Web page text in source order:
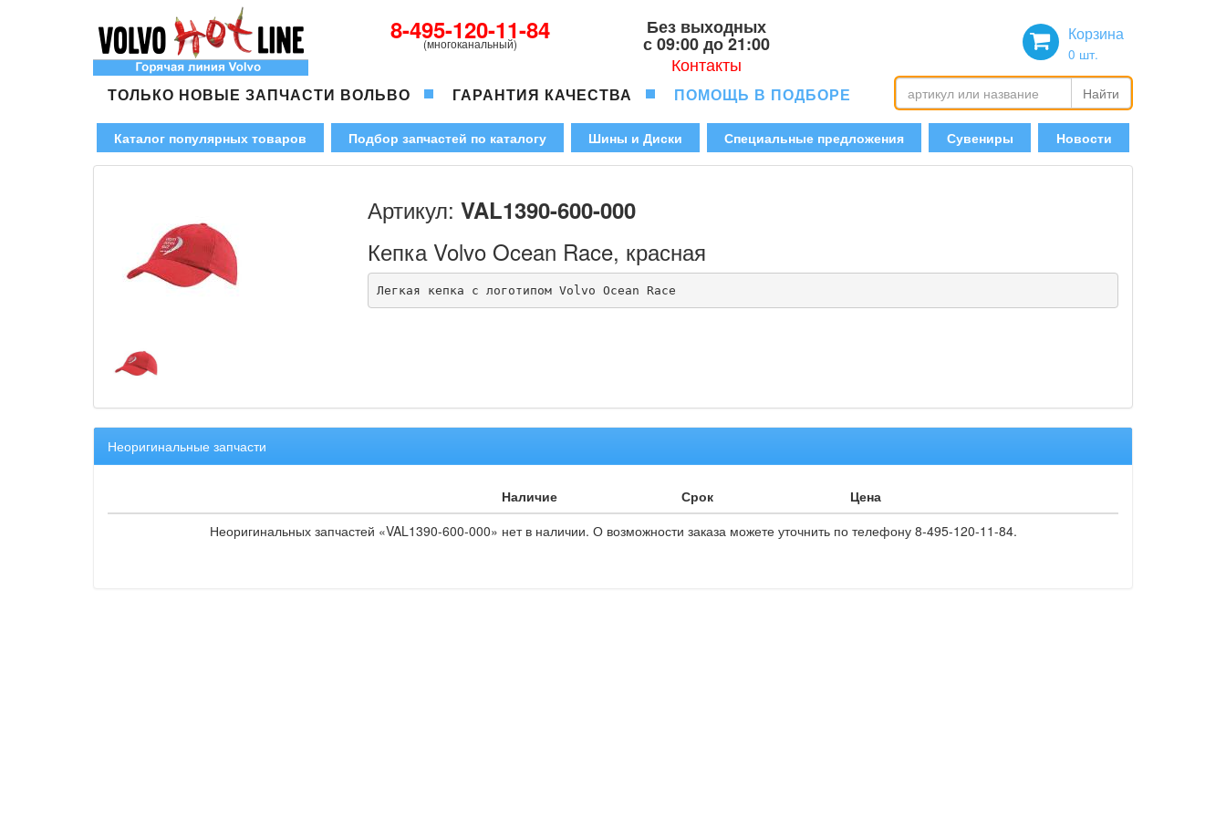
8-495-120-11-84
(многоканальный)
Без выходных
с 09:00 до 21:00
Контакты
Корзина
0 шт.
ТОЛЬКО НОВЫЕ ЗАПЧАСТИ ВОЛЬВО ГАРАНТИЯ КАЧЕСТВА ПОМОЩЬ В ПОДБОРЕ Найти
Каталог популярных товаров Подбор запчастей по каталогу Шины и Диски Специальные предложения Сувениры Новости
Артикул: VAL1390-600-000
Кепка Volvo Ocean Race, красная
Легкая кепка с логотипом Volvo Ocean Race
Неоригинальные запчасти
Наличие Срок
Цена
Неоригинальных запчастей «VAL1390-600-000» нет в наличии. О возможности заказа можете уточнить по телефону 8-495-120-11-84.